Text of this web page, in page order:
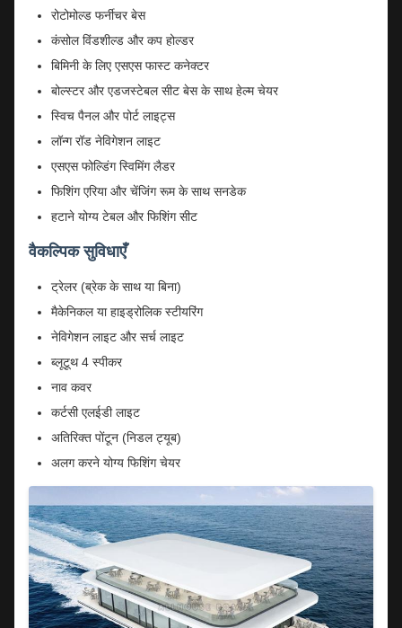
रोटोमोल्ड फर्नीचर बेस
कंसोल विंडशील्ड और कप होल्डर
बिमिनी के लिए एसएस फास्ट कनेक्टर
बोल्स्टर और एडजस्टेबल सीट बेस के साथ हेल्म चेयर
स्विच पैनल और पोर्ट लाइट्स
लॉन्ग रॉड नेविगेशन लाइट
एसएस फोल्डिंग स्विमिंग लैडर
फिशिंग एरिया और चेंजिंग रूम के साथ सनडेक
हटाने योग्य टेबल और फिशिंग सीट
वैकल्पिक सुविधाएँ
ट्रेलर (ब्रेक के साथ या बिना)
मैकेनिकल या हाइड्रोलिक स्टीयरिंग
नेविगेशन लाइट और सर्च लाइट
ब्लूटूथ 4 स्पीकर
नाव कवर
कर्टसी एलईडी लाइट
अतिरिक्त पोंटून (निडल ट्यूब)
अलग करने योग्य फिशिंग चेयर